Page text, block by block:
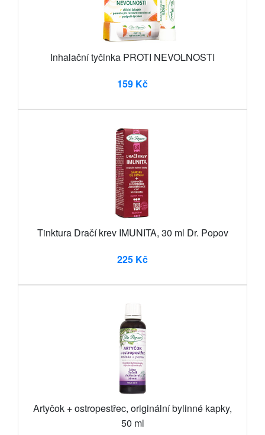
Inhalační tyčinka PROTI NEVOLNOSTI
159 Kč
Tinktura Dračí krev IMUNITA, 30 ml Dr. Popov
225 Kč
Artyčok + ostropestřec, originální bylinné kapky,
50 ml